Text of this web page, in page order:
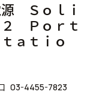
Ｓｏｌｉ
Ｐｏｒｔ
ａｔｉｏ
03-4455-7823